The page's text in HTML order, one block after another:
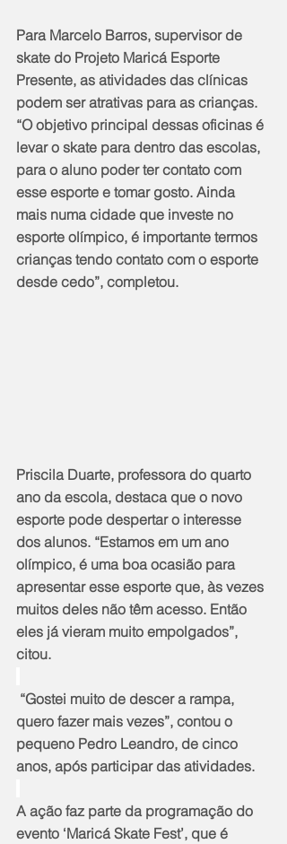
Para Marcelo Barros, supervisor de
skate do Projeto Maricá Esporte
Presente, as atividades das clínicas
podem ser atrativas para as crianças.
“O objetivo principal dessas oficinas é
levar o skate para dentro das escolas,
para o aluno poder ter contato com
esse esporte e tomar gosto. Ainda
mais numa cidade que investe no
esporte olímpico, é importante termos
crianças tendo contato com o esporte
desde cedo”, completou.
Priscila Duarte, professora do quarto
ano da escola, destaca que o novo
esporte pode despertar o interesse
dos alunos. “Estamos em um ano
olímpico, é uma boa ocasião para
apresentar esse esporte que, às vezes
muitos deles não têm acesso. Então
eles já vieram muito empolgados”,
citou.
“Gostei muito de descer a rampa,
quero fazer mais vezes”, contou o
pequeno Pedro Leandro, de cinco
anos, após participar das atividades.
A ação faz parte da programação do
evento ‘Maricá Skate Fest’, que é